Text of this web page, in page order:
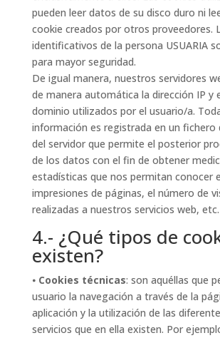
pueden leer datos de su disco duro ni
cookie creados por otros proveedores.
identificativos de la persona USUARIA
para mayor seguridad.
De igual manera, nuestros servidores
de manera automática la dirección IP y
dominio utilizados por el usuario/a.
información es registrada en un fichero
del servidor que permite el posterior
de los datos con el fin de obtener
estadísticas que nos permitan conocer
impresiones de páginas, el número de
realizadas a nuestros servicios web, etc.
4.- ¿Qué tipos de
existen?
⦁Cookies técnicas: son aquéllas que
usuario la navegación a través de la
aplicación y la utilización de las
servicios que en ella existen. Por